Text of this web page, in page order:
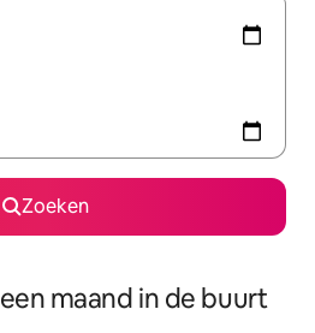
Zoeken
maand in de buurt